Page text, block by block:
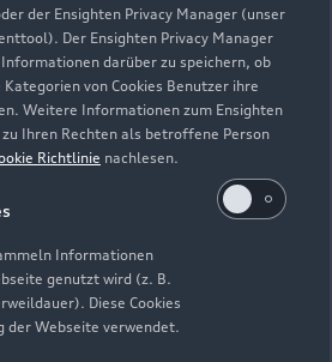
der Ensighten Privacy Manager (unser
Der Ensighten Privacy Manager
darüber zu speichern, ob
von Cookies Benutzer ihre
Weitere Informationen zum Ensighten
zu Ihren Rechten als betroffene Person
Richtlinie nachlesen.
Informationen
genutzt wird (z. B.
Diese Cookies
der Webseite verwendet.